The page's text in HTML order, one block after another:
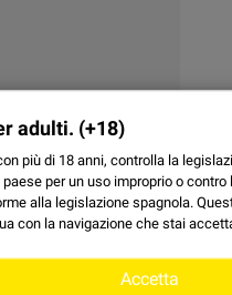
di appetito e i
adulti. (+18)
più di 18 anni, controlla la
per un uso improprio o contro
alla legislazione spagnola.
con la navigazione che stai
Accetta